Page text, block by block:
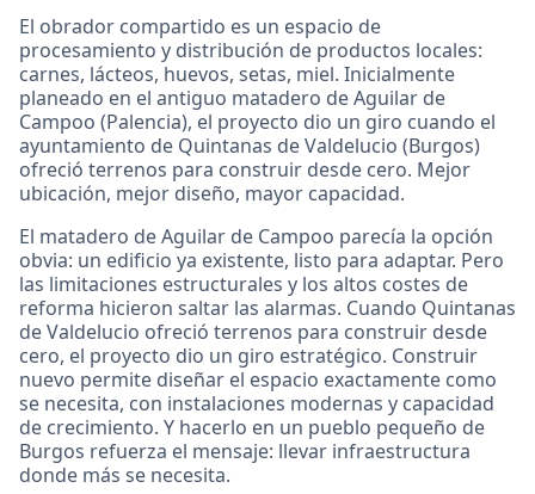
El obrador compartido es un espacio de
procesamiento y distribución de productos locales:
carnes, lácteos, huevos, setas, miel. Inicialmente
planeado en el antiguo matadero de Aguilar de
Campoo (Palencia), el proyecto dio un giro cuando el
ayuntamiento de Quintanas de Valdelucio (Burgos)
ofreció terrenos para construir desde cero. Mejor
ubicación, mejor diseño, mayor capacidad.
El matadero de Aguilar de Campoo parecía la opción
obvia: un edificio ya existente, listo para adaptar. Pero
las limitaciones estructurales y los altos costes de
reforma hicieron saltar las alarmas. Cuando Quintanas
de Valdelucio ofreció terrenos para construir desde
cero, el proyecto dio un giro estratégico. Construir
nuevo permite diseñar el espacio exactamente como
se necesita, con instalaciones modernas y capacidad
de crecimiento. Y hacerlo en un pueblo pequeño de
Burgos refuerza el mensaje: llevar infraestructura
donde más se necesita.